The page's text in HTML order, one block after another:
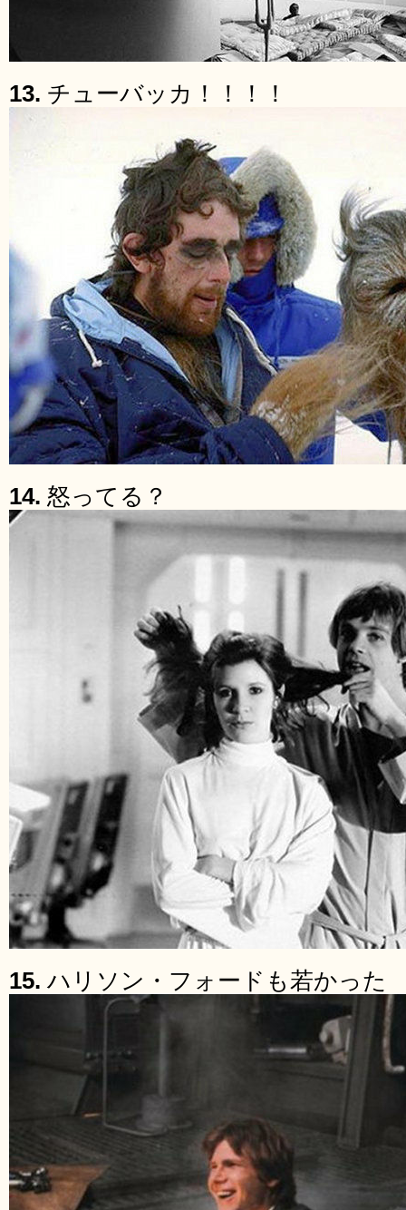
13. チューバッカ！！！！
14. 怒ってる？
15. ハリソン・フォードも若かった